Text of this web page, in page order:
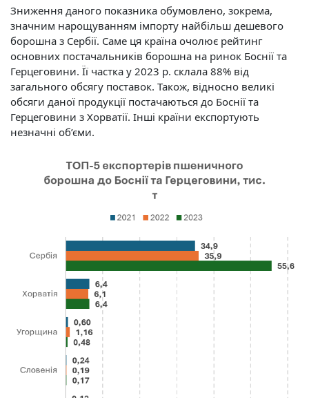
Зниження даного показника обумовлено, зокрема,
значним нарощуванням імпорту найбільш дешевого
борошна з Сербії. Саме ця країна очолює рейтинг
основних постачальників борошна на ринок Боснії та
Герцеговини. Її частка у 2023 р. склала 88% від
загального обсягу поставок. Також, відносно великі
обсяги даної продукції постачаються до Боснії та
Герцеговини з Хорватії. Інші країни експортують
незначні об’єми.